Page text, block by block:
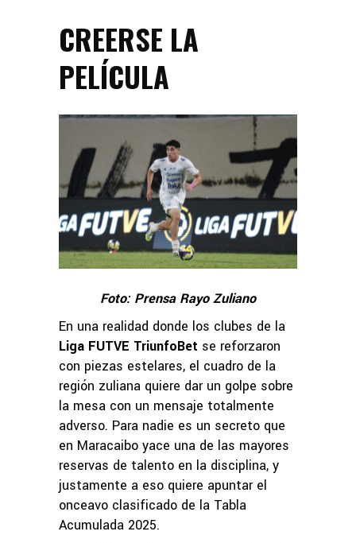
CREERSE LA
PELÍCULA
Foto: Prensa Rayo Zuliano
En una realidad donde los clubes de la
Liga FUTVE TriunfoBet se reforzaron
con piezas estelares, el cuadro de la
región zuliana quiere dar un golpe sobre
la mesa con un mensaje totalmente
adverso. Para nadie es un secreto que
en Maracaibo yace una de las mayores
reservas de talento en la disciplina, y
justamente a eso quiere apuntar el
onceavo clasificado de la Tabla
Acumulada 2025.